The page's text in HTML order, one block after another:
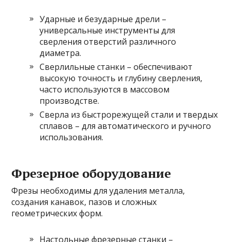
Ударные и безударные дрели –
универсальные инструменты для
сверления отверстий различного
диаметра.
Сверлильные станки – обеспечивают
высокую точность и глубину сверления,
часто используются в массовом
производстве.
Сверла из быстрорежущей стали и твердых
сплавов – для автоматического и ручного
использования.
Фрезерное оборудование
Фрезы необходимы для удаления металла,
создания канавок, пазов и сложных
геометрических форм.
Настольные фрезерные станки –